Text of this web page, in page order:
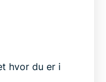
hvor du er i